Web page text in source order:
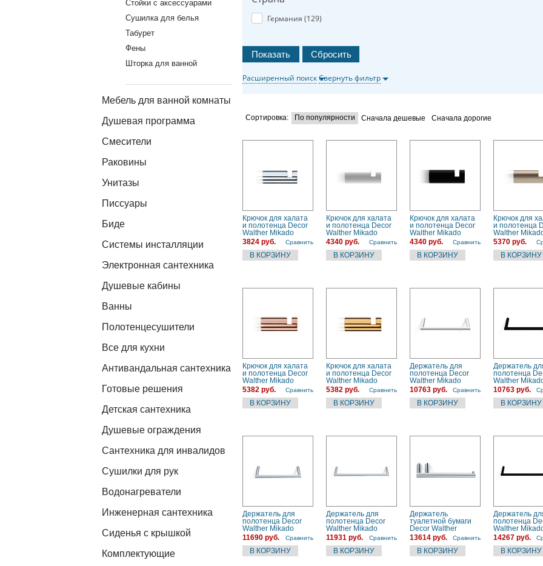
Стойки с аксессуарами
Сушилка для белья
Табурет
Фены
Шторка для ванной
Мебель для ванной комнаты
Душевая программа
Смесители
Раковины
Унитазы
Писсуары
Биде
Системы инсталляции
Электронная сантехника
Душевые кабины
Ванны
Полотенцесушители
Все для кухни
Антивандальная сантехника
Готовые решения
Детская сантехника
Душевые ограждения
Сантехника для инвалидов
Сушилки для рук
Водонагреватели
Инженерная сантехника
Сиденья с крышкой
Комплектующие
Германия (129)
Расширенный поискСвернуть фильтр
Сортировка: По популярности Сначала дешевые Сначала дорогие
Крючок для халата
и полотенца Decor
Walther Mikado
(0520100), хром
3824 руб. Сравнить
Крючок для халата
и полотенца Decor
Walther Mikado
(0520150), белый
4340 руб. Сравнить
Крючок для халата
и полотенца Decor
Walther Mikado
(0520160), черный
матовый
4340 руб. Сравнить
Крючок для
и полотенца
Walther
(0520176),
5370 руб.
Крючок для халата
и полотенца Decor
Walther Mikado
(0520116), розовый
5382 руб. Сравнить
Крючок для халата
и полотенца Decor
Walther Mikado
(0520120), золото
5382 руб. Сравнить
Держатель для
полотенца Decor
Walther Mikado
(0520650), белый
10763 руб. Сравнить
Держатель
полотенца
Walther
(0520660),
матовый
10763 руб.
Держатель для
полотенца Decor
Walther Mikado
(0520600), хром
11690 руб. Сравнить
Держатель для
полотенца Decor
Walther Mikado
(0520700), хром
11931 руб. Сравнить
Держатель
туалетной бумаги
Decor Walther
Mikado (0520200)
13614 руб. Сравнить
Держатель
полотенца
Walther
(0520760),
матовый
14267 руб.